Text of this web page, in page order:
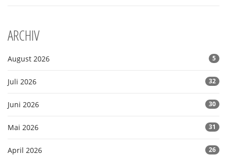
ARCHIV
August 2026 5
Juli 2026 32
Juni 2026 30
Mai 2026 31
April 2026 26